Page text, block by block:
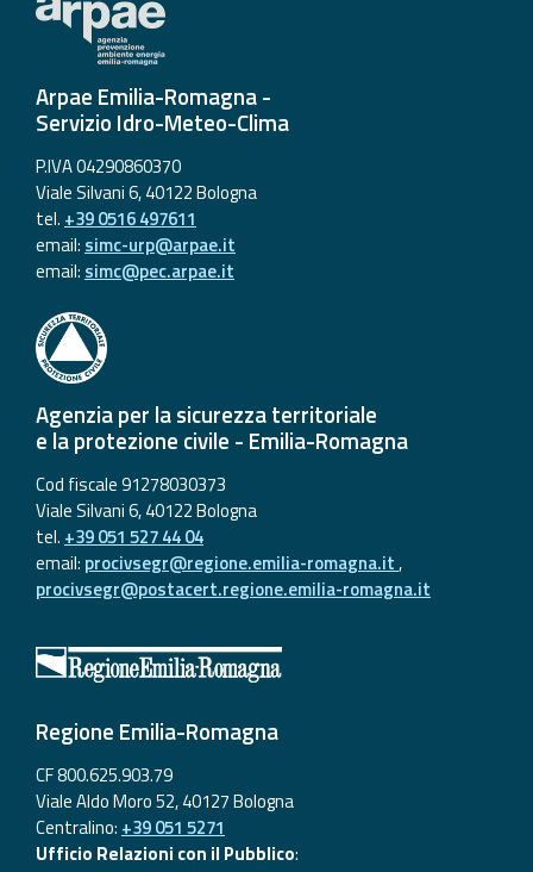
Arpae Emilia-Romagna -
Servizio Idro-Meteo-Clima
P.IVA 04290860370
Viale Silvani 6, 40122 Bologna
tel. +39 0516 497611
email: simc-urp@arpae.it
email: simc@pec.arpae.it
Agenzia per la sicurezza territoriale
e la protezione civile - Emilia-Romagna
Cod fiscale 91278030373
Viale Silvani 6, 40122 Bologna
tel. +39 051 527 44 04
email: procivsegr@regione.emilia-romagna.it,
procivsegr@postacert.regione.emilia-romagna.it
Regione Emilia-Romagna
CF 800.625.903.79
Viale Aldo Moro 52, 40127 Bologna
Centralino: +39 051 5271
Ufficio Relazioni con il Pubblico: